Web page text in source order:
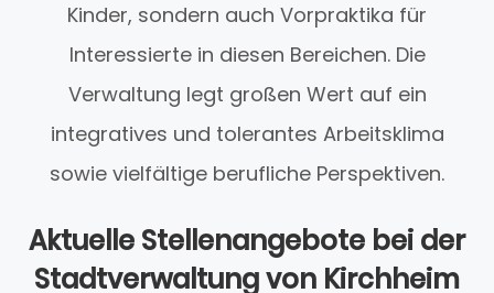
Kinder, sondern auch Vorpraktika für
Interessierte in diesen Bereichen. Die
Verwaltung legt großen Wert auf ein
integratives und tolerantes Arbeitsklima
sowie vielfältige berufliche Perspektiven.
Aktuelle Stellenangebote bei der
Stadtverwaltung von Kirchheim